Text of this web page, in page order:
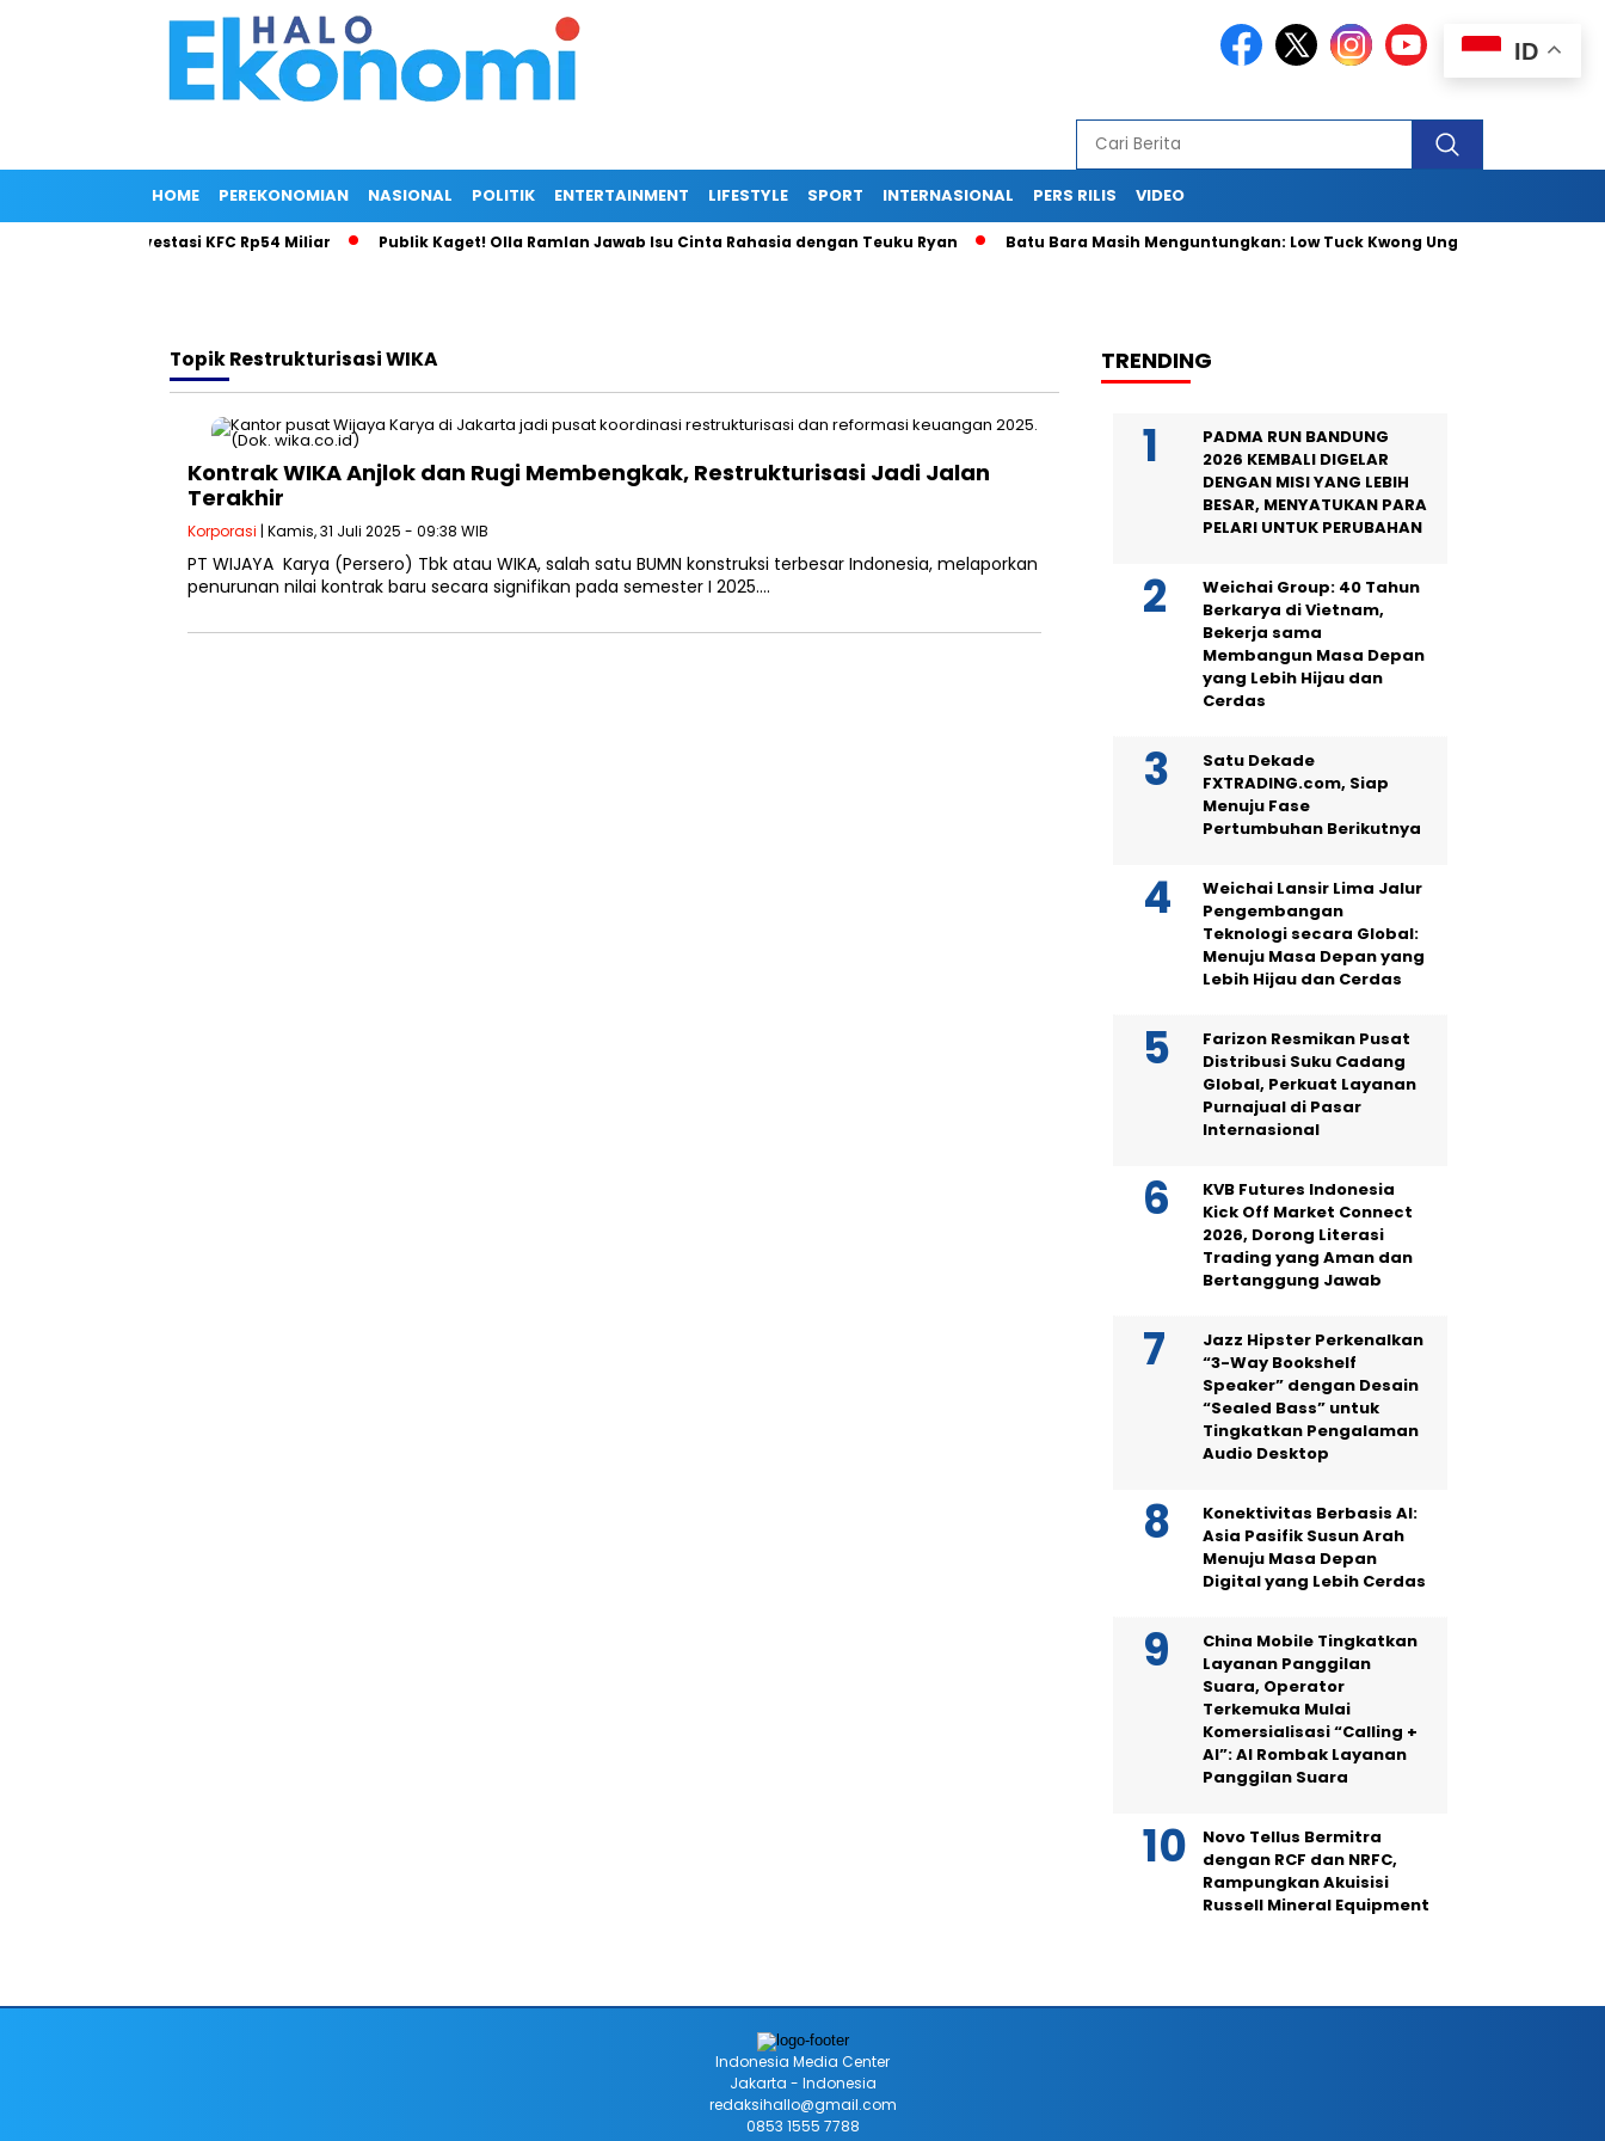
HOME PEREKONOMIAN NASIONAL POLITIK ENTERTAINMENT LIFESTYLE SPORT INTERNASIONAL PERS RILIS VIDEO
di Balik Investasi KFC Rp54 Miliar Publik Kaget! Olla Ramlan Jawab Isu Cinta Rahasia dengan Teuku Ryan Batu Bara Masih Menguntungkan: Low Tuck Kwong Ungguli Hartono
TopikRestrukturisasi WIKA
Kontrak WIKA Anjlok dan Rugi Membengkak, Restrukturisasi Jadi Jalan
Terakhir
Korporasi | Kamis, 31 Juli 2025 - 09:38 WIB
PT WIJAYA Karya (Persero) Tbk atau WIKA, salah satu BUMN konstruksi terbesar Indonesia, melaporkan
penurunan nilai kontrak baru secara signifikan pada semester I 2025….
TRENDING
PADMA RUN BANDUNG
2026 KEMBALI DIGELAR
DENGAN MISI YANG LEBIH
BESAR, MENYATUKAN PARA
PELARI UNTUK PERUBAHAN
Weichai Group: 40 Tahun
Berkarya di Vietnam,
Bekerja sama
Membangun Masa Depan
yang Lebih Hijau dan
Cerdas
Satu Dekade
FXTRADING.com, Siap
Menuju Fase
Pertumbuhan Berikutnya
Weichai Lansir Lima Jalur
Pengembangan
Teknologi secara Global:
Menuju Masa Depan yang
Lebih Hijau dan Cerdas
Farizon Resmikan Pusat
Distribusi Suku Cadang
Global, Perkuat Layanan
Purnajual di Pasar
Internasional
KVB Futures Indonesia
Kick Off Market Connect
2026, Dorong Literasi
Trading yang Aman dan
Bertanggung Jawab
Jazz Hipster Perkenalkan
“3-Way Bookshelf
Speaker” dengan Desain
“Sealed Bass” untuk
Tingkatkan Pengalaman
Audio Desktop
Konektivitas Berbasis AI:
Asia Pasifik Susun Arah
Menuju Masa Depan
Digital yang Lebih Cerdas
China Mobile Tingkatkan
Layanan Panggilan
Suara, Operator
Terkemuka Mulai
Komersialisasi “Calling +
AI”: AI Rombak Layanan
Panggilan Suara
Novo Tellus Bermitra
dengan RCF dan NRFC,
Rampungkan Akuisisi
Russell Mineral Equipment
ID
Indonesia Media Center
Jakarta - Indonesia
redaksihallo@gmail.com
0853 1555 7788